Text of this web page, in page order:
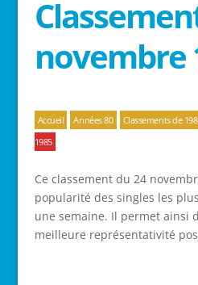
novembre
Accueil Années 80 Classements de
1985
Ce classement du 24
popularité des singles les
une semaine. Il permet ainsi
meilleure représentativité